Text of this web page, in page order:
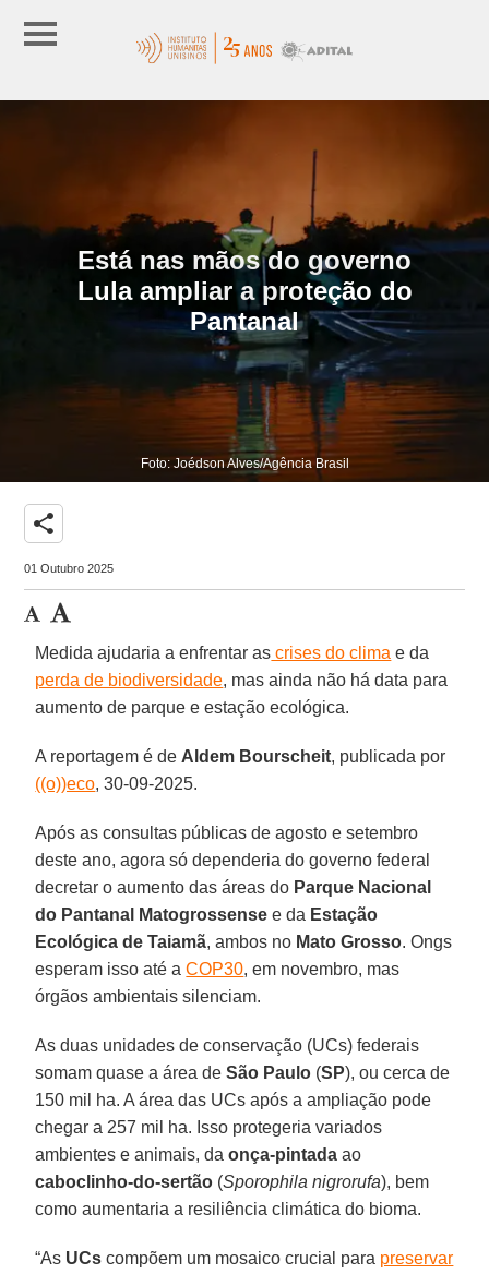
Está nas mãos do governo
Lula ampliar a proteção do
Pantanal
Foto: Joédson Alves/Agência Brasil
share
01 Outubro 2025
Medida ajudaria a enfrentar as crises do clima e da
perda de biodiversidade, mas ainda não há data para
aumento de parque e estação ecológica.
A reportagem é de Aldem Bourscheit, publicada por
((o))eco, 30-09-2025.
Após as consultas públicas de agosto e setembro
deste ano, agora só dependeria do governo federal
decretar o aumento das áreas do Parque Nacional
do Pantanal Matogrossense e da Estação
Ecológica de Taiamã, ambos no Mato Grosso. Ongs
esperam isso até aCOP30, em novembro, mas
órgãos ambientais silenciam.
As duas unidades de conservação (UCs) federais
somam quase a área deSão Paulo (SP), ou cerca de
150 mil ha. A área das UCs após a ampliação pode
chegar a 257 mil ha. Isso protegeria variados
ambientes e animais, daonça-pintada ao
caboclinho-do-sertão (Sporophila nigrorufa), bem
como aumentaria a resiliência climática do bioma.
“As UCs compõem um mosaico crucial para preservar